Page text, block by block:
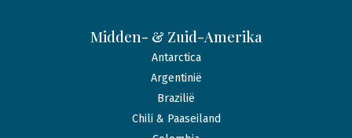
Midden- & Zuid-Amerika
Antarctica
Argentinië
Brazilië
Chili & Paaseiland